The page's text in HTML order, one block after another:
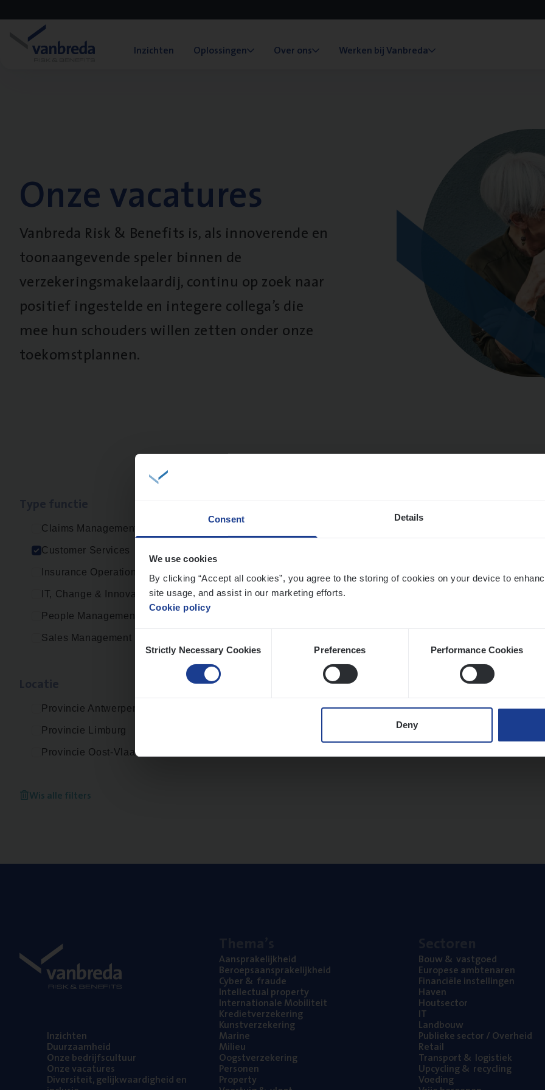
Consent Details
We use cookies
By clicking “Accept all cookies”, you agree to the storing of cookies on your device to
site usage, and assist in our marketing efforts.
Cookie policy
Selection
Strictly Necessary Cookies Preferences Performance Cookies
Deny
Inzichten Oplossingen Over ons Werken bij Vanbreda
Onze vacatures
Vanbreda Risk & Benefits is, als innoverende en
toonaangevende speler binnen de
verzekeringsmakelaardij, continu op zoek naar
positief ingestelde en integere collega’s die
mee hun schouders willen zetten onder onze
toekomstplannen.
Claims Management
Customer Services
Insurance Operations
IT, Change & Innovation
People Management
Sales Management
Provincie Antwerpen
Provincie Limburg
Provincie Oost-Vlaanderen
Wis alle filters
Cus­to­mer Care Expert
Antwerpen
Inzich­ten
Duur­zaam­heid
Onze bedrijfs­cul­tuur
Onze vaca­tu­res
Diver­si­teit, gelijk­waar­dig­heid en
Aan­spra­ke­lijk­heid
Beroeps­aan­spra­ke­lijk­heid
Cyber& fraude
Intel­lec­tu­al property
Inter­na­ti­o­na­le Mobiliteit
Kre­diet­ver­ze­ke­ring
Kunst­ver­ze­ke­ring
Mari­ne
Mili­eu
Oogst­ver­ze­ke­ring
Per­so­nen
Pro­per­ty
Bouw& vastgoed
Euro­pe­se ambtenaren
Finan­ci­ë­le instellingen
Haven
Hout­sec­tor
IT
Land­bouw
Publie­ke sec­tor / Overheid
Retail
Trans­port& logistiek
Upcy­cling& recycling
Voe­ding